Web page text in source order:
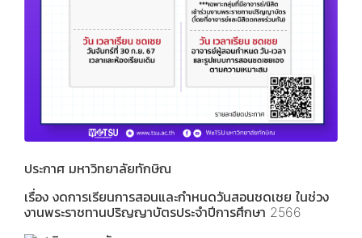
​​​​​​ประกาศ มหาวิทยาลัยทักษิณ
เรื่อง งดการเรียนการสอนและกำหนดวันสอนชดเชย ในช่วง
งานพระราชทานปริญญาบัตรประจำปีการศึกษา 2566